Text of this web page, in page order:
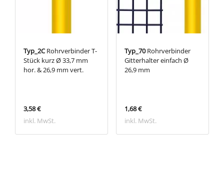
Typ_2CRohrverbinder T-
Stück kurz Ø 33,7 mm
hor. & 26,9 mm vert.
3,58 €
inkl. MwSt.
Typ_70Rohrverbinder
Gitterhalter einfach Ø
26,9 mm
1,68 €
inkl. MwSt.